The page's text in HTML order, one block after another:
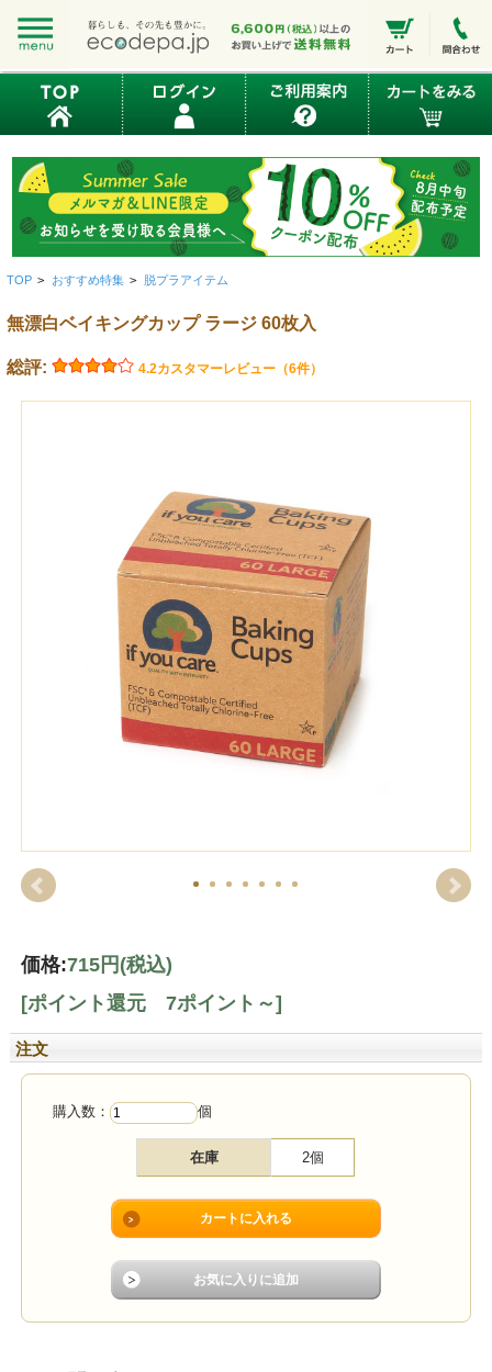
TOP > おすすめ特集 > 脱プラアイテム
無漂白ベイキングカップ ラージ 60枚入
総評: 4.2カスタマーレビュー（6件）
価格:715円 (税込)
[ポイント還元 7ポイント～]
注文
購入数： 個
在庫 2個